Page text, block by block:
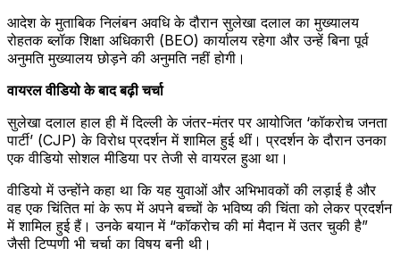
आदेश के मुताबिक निलंबन अवधि के दौरान सुलेखा दलाल का मुख्यालय
रोहतक ब्लॉक शिक्षा अधिकारी (BEO) कार्यालय रहेगा और उन्हें बिना पूर्व
अनुमति मुख्यालय छोड़ने की अनुमति नहीं होगी।
वायरल वीडियो के बाद बढ़ी चर्चा
सुलेखा दलाल हाल ही में दिल्ली के जंतर-मंतर पर आयोजित ‘कॉकरोच जनता
पार्टी’ (CJP) के विरोध प्रदर्शन में शामिल हुई थीं। प्रदर्शन के दौरान उनका
एक वीडियो सोशल मीडिया पर तेजी से वायरल हुआ था।
वीडियो में उन्होंने कहा था कि यह युवाओं और अभिभावकों की लड़ाई है और
वह एक चिंतित मां के रूप में अपने बच्चों के भविष्य की चिंता को लेकर प्रदर्शन
में शामिल हुई हैं। उनके बयान में “कॉकरोच की मां मैदान में उतर चुकी है”
जैसी टिप्पणी भी चर्चा का विषय बनी थी।